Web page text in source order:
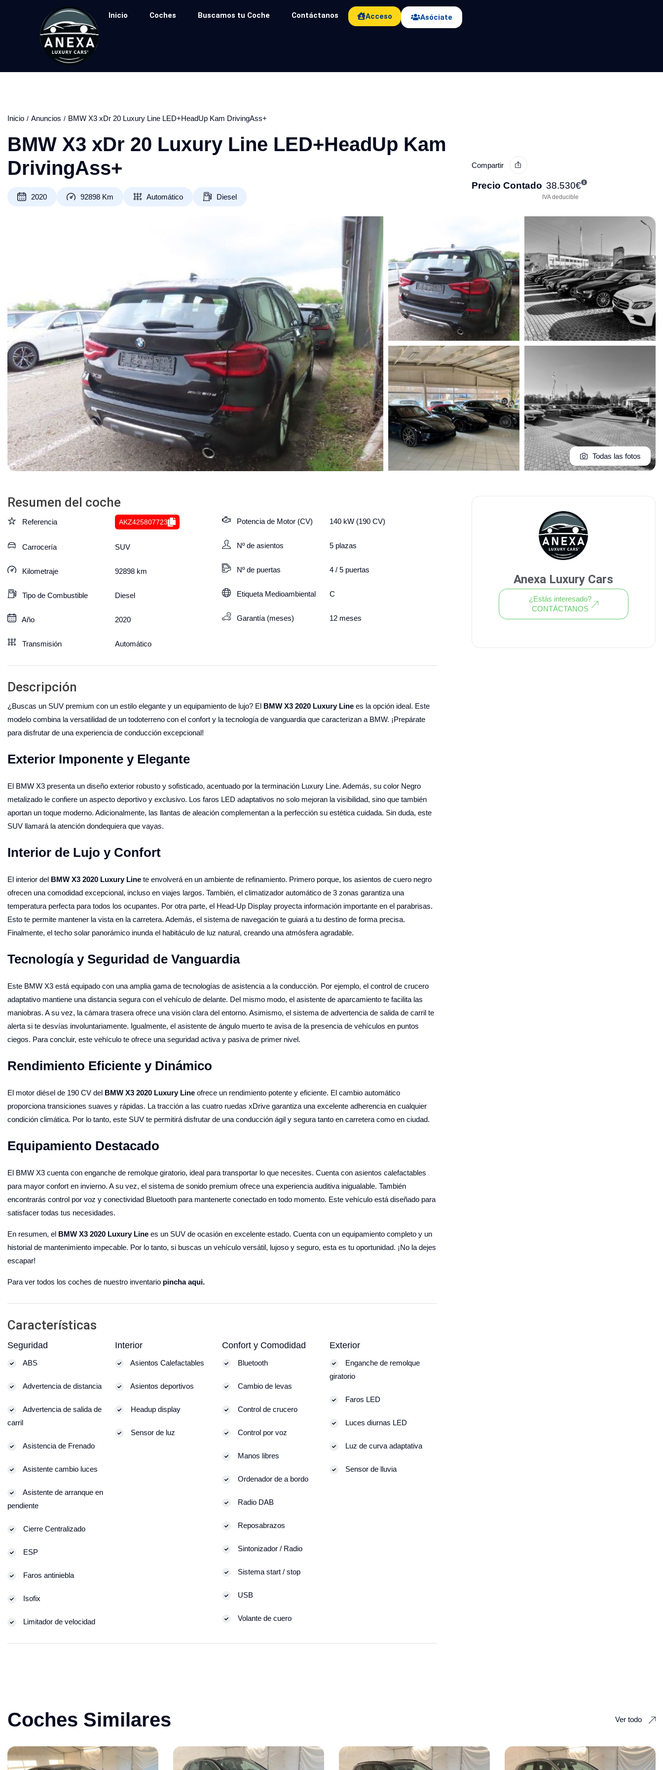
Inicio Coches Buscamos tu Coche Contáctanos Acceso Asóciate
Inicio Anuncios BMW X3 xDr 20 Luxury Line LED+HeadUp Kam DrivingAss+
BMW X3 xDr 20 Luxury Line LED+HeadUp Kam
DrivingAss+
2020 92898 Km Automático Diesel
Compartir
Precio Contado 38.530€
IVA deducible
Todas las fotos
Resumen del coche
Referencia AKZ425807723
Carrocería SUV
Kilometraje 92898 km
Tipo de Combustible Diesel
Año 2020
Transmisión Automático
Potencia de Motor (CV) 140 kW (190 CV)
Nº de asientos 5 plazas
Nº de puertas 4 / 5 puertas
Etiqueta Medioambiental C
Garantía (meses) 12 meses
Descripción
¿Buscas un SUV premium con un estilo elegante y un equipamiento de lujo? El BMW X3 2020 Luxury Line es la opción ideal. Este
modelo combina la versatilidad de un todoterreno con el confort y la tecnología de vanguardia que caracterizan a BMW. ¡Prepárate
para disfrutar de una experiencia de conducción excepcional!
Exterior Imponente y Elegante
El BMW X3 presenta un diseño exterior robusto y sofisticado, acentuado por la terminación Luxury Line. Además, su color Negro
metalizado le confiere un aspecto deportivo y exclusivo. Los faros LED adaptativos no solo mejoran la visibilidad, sino que también
aportan un toque moderno. Adicionalmente, las llantas de aleación complementan a la perfección su estética cuidada. Sin duda, este
SUV llamará la atención dondequiera que vayas.
Interior de Lujo y Confort
El interior del BMW X3 2020 Luxury Line te envolverá en un ambiente de refinamiento. Primero porque, los asientos de cuero negro
ofrecen una comodidad excepcional, incluso en viajes largos. También, el climatizador automático de 3 zonas garantiza una
temperatura perfecta para todos los ocupantes. Por otra parte, el Head-Up Display proyecta información importante en el parabrisas.
Esto te permite mantener la vista en la carretera. Además, el sistema de navegación te guiará a tu destino de forma precisa.
Finalmente, el techo solar panorámico inunda el habitáculo de luz natural, creando una atmósfera agradable.
Tecnología y Seguridad de Vanguardia
Este BMW X3 está equipado con una amplia gama de tecnologías de asistencia a la conducción. Por ejemplo, el control de crucero
adaptativo mantiene una distancia segura con el vehículo de delante. Del mismo modo, el asistente de aparcamiento te facilita las
maniobras. A su vez, la cámara trasera ofrece una visión clara del entorno. Asimismo, el sistema de advertencia de salida de carril te
alerta si te desvías involuntariamente. Igualmente, el asistente de ángulo muerto te avisa de la presencia de vehículos en puntos
ciegos. Para concluir, este vehículo te ofrece una seguridad activa y pasiva de primer nivel.
Rendimiento Eficiente y Dinámico
El motor diésel de 190 CV del BMW X3 2020 Luxury Line ofrece un rendimiento potente y eficiente. El cambio automático
proporciona transiciones suaves y rápidas. La tracción a las cuatro ruedas xDrive garantiza una excelente adherencia en cualquier
condición climática. Por lo tanto, este SUV te permitirá disfrutar de una conducción ágil y segura tanto en carretera como en ciudad.
Equipamiento Destacado
El BMW X3 cuenta con enganche de remolque giratorio, ideal para transportar lo que necesites. Cuenta con asientos calefactables
para mayor confort en invierno. A su vez, el sistema de sonido premium ofrece una experiencia auditiva inigualable. También
encontrarás control por voz y conectividad Bluetooth para mantenerte conectado en todo momento. Este vehículo está diseñado para
satisfacer todas tus necesidades.
En resumen, el BMW X3 2020 Luxury Line es un SUV de ocasión en excelente estado. Cuenta con un equipamiento completo y un
historial de mantenimiento impecable. Por lo tanto, si buscas un vehículo versátil, lujoso y seguro, esta es tu oportunidad. ¡No la dejes
escapar!
Para ver todos los coches de nuestro inventario pincha aqui.
Características
Seguridad
ABS
Advertencia de distancia
Advertencia de salida de
carril
Asistencia de Frenado
Asistente cambio luces
Asistente de arranque en
pendiente
Cierre Centralizado
ESP
Faros antiniebla
Isofix
Limitador de velocidad
Interior
Asientos Calefactables
Asientos deportivos
Headup display
Sensor de luz
Confort y Comodidad
Bluetooth
Cambio de levas
Control de crucero
Control por voz
Manos libres
Ordenador de a bordo
Radio DAB
Reposabrazos
Sintonizador / Radio
Sistema start / stop
USB
Volante de cuero
Exterior
Enganche de remolque
giratorio
Faros LED
Luces diurnas LED
Luz de curva adaptativa
Sensor de lluvia
Anexa Luxury Cars
¿Estás interesado?
CONTÁCTANOS
Coches Similares Ver todo